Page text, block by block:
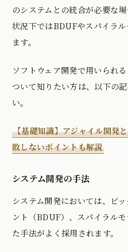
のシステムとの統合が必要な
状況下ではBDUFやスパイラ
ます。
ソフトウェア開発で用いられ
ついて知りたい方は、以下の
い。
【基礎知識】アジャイル開発
敗しないポイントも解説
システム開発の手法
システム開発においては、ビ
ント（BDUF）、スパイラルモ
た手法がよく採用されます。